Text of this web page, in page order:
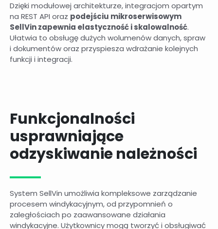
Dzięki modułowej architekturze, integracjom opartym
na REST API oraz podejściu mikroserwisowym
SellVin zapewnia elastyczność i skalowalność.
Ułatwia to obsługę dużych wolumenów danych, spraw
i dokumentów oraz przyspiesza wdrażanie kolejnych
funkcji i integracji.
Funkcjonalności
usprawniające
odzyskiwanie należności
System SellVin umożliwia kompleksowe zarządzanie
procesem windykacyjnym, od przypomnień o
zaległościach po zaawansowane działania
windykacyjne. Użytkownicy mogą tworzyć i obsługiwać